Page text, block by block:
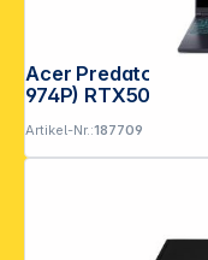
Acer Predator Helios Neo 16S
974P) RTX5070TI
Artikel-Nr.:187709